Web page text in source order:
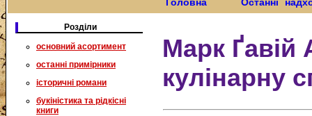
Розділи
основний асортимент
останні примірники
історичні романи
букіністика та рідкісні
книги
Марк Ґавій
кулінарну